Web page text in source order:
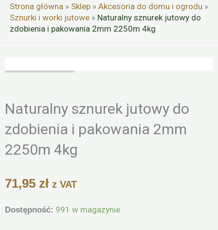
Strona główna » Sklep » Akcesoria do domu i ogrodu »
Sznurki i worki jutowe » Naturalny sznurek jutowy do
zdobienia i pakowania 2mm 2250m 4kg
Naturalny sznurek jutowy do
zdobienia i pakowania 2mm
2250m 4kg
71,95 zł z VAT
Dostępność: 991 w magazynie
ilość